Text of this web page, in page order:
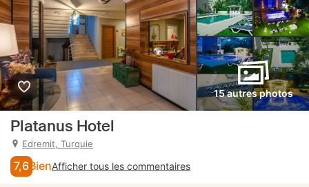
15 autres photos
Platanus Hotel
Edremit, Turquie
7,6 BienAfficher tous les commentaires